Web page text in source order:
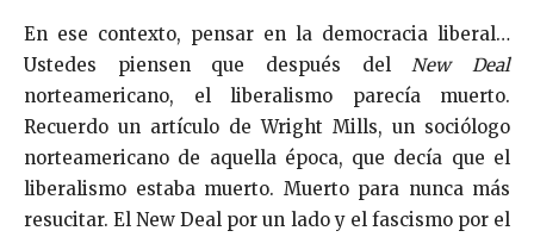
En ese contexto, pensar en la democracia liberal…
Ustedes piensen que después delNew Deal
norteamericano, el liberalismo parecía muerto.
Recuerdo un artículo de Wright Mills, un sociólogo
norteamericano de aquella época, que decía que el
liberalismo estaba muerto. Muerto para nunca más
resucitar. El New Deal por un lado y el fascismo por el